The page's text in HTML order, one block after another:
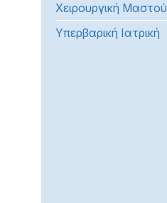
προσβασιμότητας.
Χειρουργική Μαστού
Υπερβαρική Ιατρική